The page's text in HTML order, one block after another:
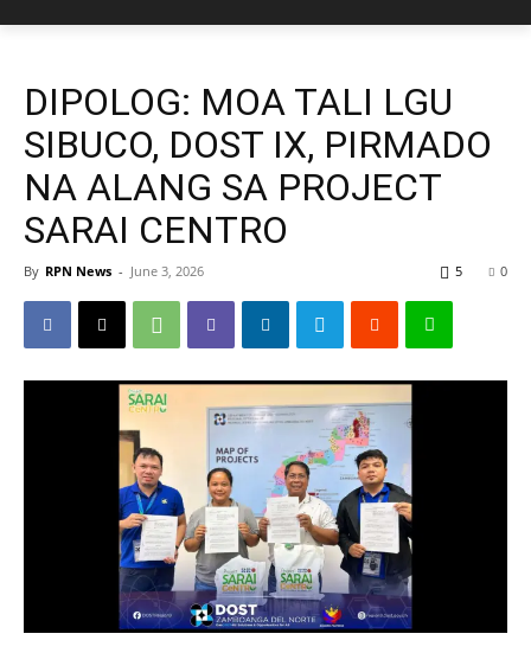
DIPOLOG: MOA TALI LGU
SIBUCO, DOST IX, PIRMADO
NA ALANG SA PROJECT
SARAI CENTRO
By RPN News - June 3, 2026 0
5